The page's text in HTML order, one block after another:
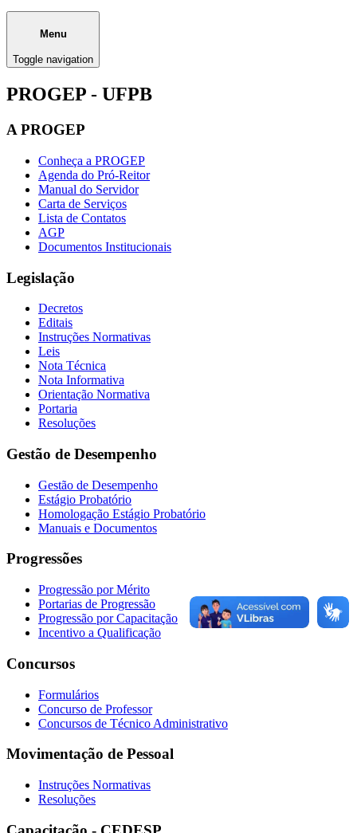
Menu
Toggle navigation
PROGEP - UFPB
A PROGEP
Conheça a PROGEP
Agenda do Pró-Reitor
Manual do Servidor
Carta de Serviços
Lista de Contatos
AGP
Documentos Institucionais
Legislação
Decretos
Editais
Instruções Normativas
Leis
Nota Técnica
Nota Informativa
Orientação Normativa
Portaria
Resoluções
Gestão de Desempenho
Gestão de Desempenho
Estágio Probatório
Homologação Estágio Probatório
Manuais e Documentos
Progressões
Progressão por Mérito
Portarias de Progressão
Progressão por Capacitação
Incentivo a Qualificação
Concursos
Formulários
Concurso de Professor
Concursos de Técnico Administrativo
Movimentação de Pessoal
Instruções Normativas
Resoluções